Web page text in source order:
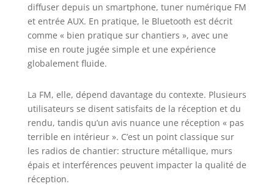
diffuser depuis un smartphone, tuner numérique FM
et entrée AUX. En pratique, le Bluetooth est décrit
comme « bien pratique sur chantiers », avec une
mise en route jugée simple et une expérience
globalement fluide.
La FM, elle, dépend davantage du contexte. Plusieurs
utilisateurs se disent satisfaits de la réception et du
rendu, tandis qu’un avis nuance une réception « pas
terrible en intérieur ». C’est un point classique sur
les radios de chantier: structure métallique, murs
épais et interférences peuvent impacter la qualité de
réception.